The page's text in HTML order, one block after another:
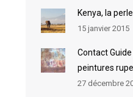
Kenya, la
15 janvier 2015
Contact
peintures
27 décembre